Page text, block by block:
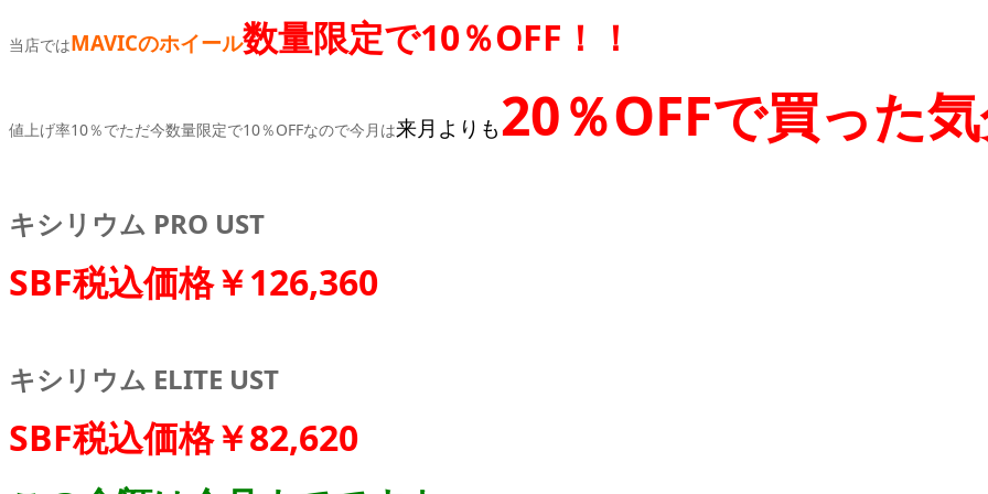
当店ではMAVICのホイール数量限定で10％OFF！！
値上げ率10％でただ今数量限定で10％OFFなので今月は来月よりも 20％OFFで買った
キシリウム PRO UST
SBF税込価格￥126,360
キシリウム ELITE UST
SBF税込価格￥82,620